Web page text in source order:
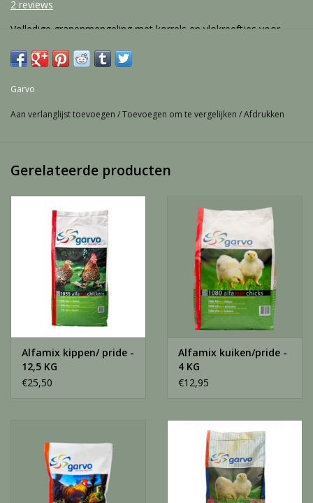
2 reviews
Volledige granenmengeling met korrels en vlokreeftjes voor
Garvo
Aan verlanglijst toevoegen /Toevoegen om te vergelijken /Afdrukken
Gerelateerde producten
Alfamix kippen/ pride -
12,5 KG
€25,50
Alfamix kuiken/pride -
4 KG
€12,95